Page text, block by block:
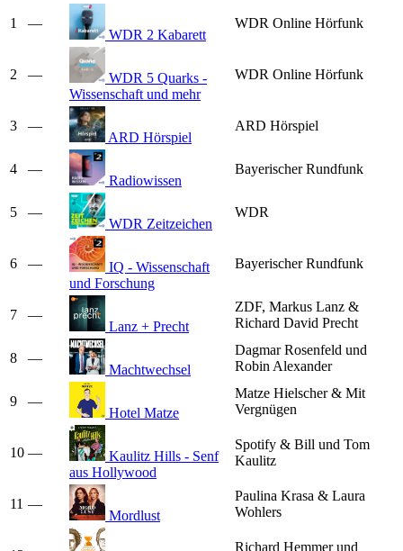
1 —
WDR 2 Kabarett
WDR Online Hörfunk
2 —
WDR 5 Quarks -
Wissenschaft und mehr
WDR Online Hörfunk
3 —
ARD Hörspiel
ARD Hörspiel
4 —
Radiowissen
Bayerischer Rundfunk
5 —
WDR Zeitzeichen
WDR
6 —
IQ - Wissenschaft
und Forschung
Bayerischer Rundfunk
7 —
Lanz + Precht
ZDF, Markus Lanz &
Richard David Precht
8 —
Machtwechsel
Dagmar Rosenfeld und
Robin Alexander
9 —
Hotel Matze
Matze Hielscher & Mit
Vergnügen
10 —
Kaulitz Hills - Senf
aus Hollywood
Spotify & Bill und Tom
Kaulitz
11 —
Mordlust
Paulina Krasa & Laura
Wohlers
Richard Hemmer und